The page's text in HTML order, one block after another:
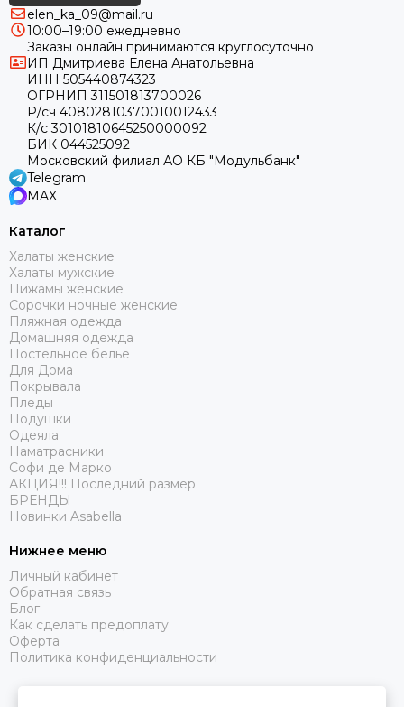
elen_ka_09@mail.ru
10:00–19:00 ежедневно
Заказы онлайн принимаются круглосуточно
ИП Дмитриева Елена Анатольевна
ИНН 505440874323
ОГРНИП 311501813700026
Р/сч 40802810370010012433
К/с 30101810645250000092
БИК 044525092
Московский филиал АО КБ "Модульбанк"
Telegram
MAX
Каталог
Халаты женские
Халаты мужские
Пижамы женские
Сорочки ночные женские
Пляжная одежда
Домашняя одежда
Постельное белье
Для Дома
Покрывала
Пледы
Подушки
Одеяла
Наматрасники
Софи де Марко
АКЦИЯ!!! Последний размер
БРЕНДЫ
Новинки Asabella
Нижнее меню
Личный кабинет
Обратная связь
Блог
Как сделать предоплату
Оферта
Политика конфиденциальности